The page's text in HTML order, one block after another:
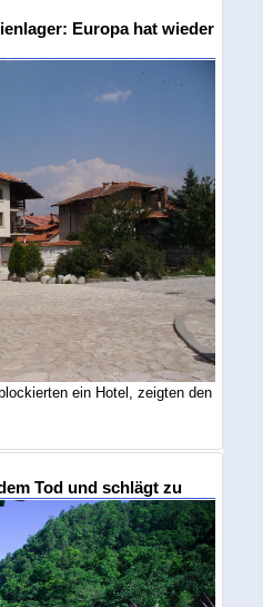
Europa hat wieder
ein Hotel, zeigten den
Tod und schlägt zu